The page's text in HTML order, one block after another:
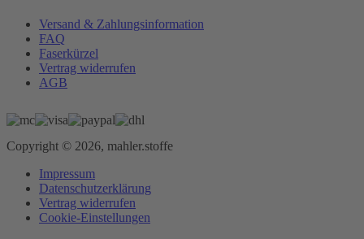
Versand & Zahlungsinformation
FAQ
Faserkürzel
Vertrag widerrufen
AGB
Copyright © 2026, mahler.stoffe
Impressum
Datenschutzerklärung
Vertrag widerrufen
Cookie-Einstellungen